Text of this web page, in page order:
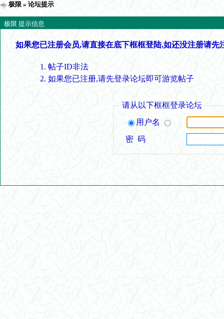
极限 » 论坛提示
极限 提示信息
如果您已注册会员,请直接在底下框框登陆,如还没注册请先
帖子ID非法
如果您已注册,请先登录论坛即可游览帖子
请从以下框框登录论坛
用户名
密 码